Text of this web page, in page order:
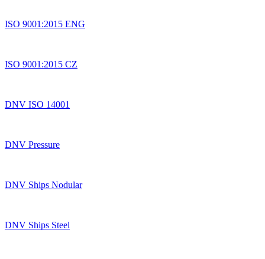
ISO 9001:2015 ENG
ISO 9001:2015 CZ
DNV ISO 14001
DNV Pressure
DNV Ships Nodular
DNV Ships Steel